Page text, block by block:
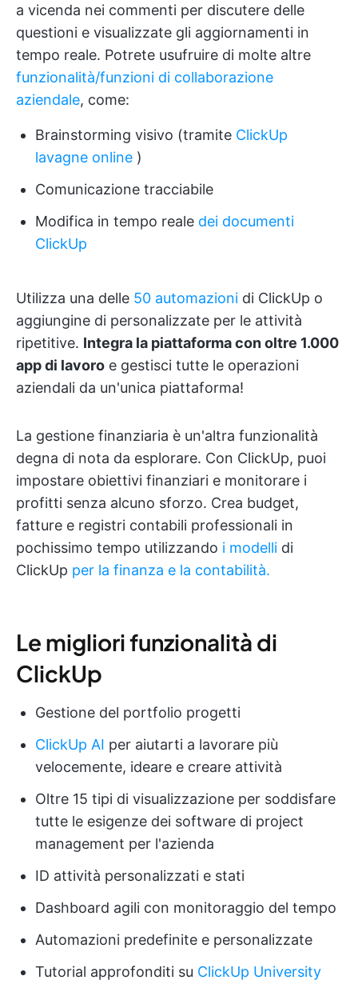
a vicenda nei commenti per discutere delle
questioni e visualizzate gli aggiornamenti in
tempo reale. Potrete usufruire di molte altre
funzionalità/funzioni di collaborazione
aziendale, come:
Brainstorming visivo (tramite ClickUp
lavagne online )
Comunicazione tracciabile
Modifica in tempo reale dei documenti
ClickUp
Utilizza una delle 50 automazioni di ClickUp o
aggiungine di personalizzate per le attività
ripetitive. Integra la piattaforma con oltre 1.000
app di lavoro e gestisci tutte le operazioni
aziendali da un'unica piattaforma!
La gestione finanziaria è un'altra funzionalità
degna di nota da esplorare. Con ClickUp, puoi
impostare obiettivi finanziari e monitorare i
profitti senza alcuno sforzo. Crea budget,
fatture e registri contabili professionali in
pochissimo tempo utilizzando i modelli di
ClickUp per la finanza e la contabilità.
Le migliori funzionalità di
ClickUp
Gestione del portfolio progetti
ClickUp AI per aiutarti a lavorare più
velocemente, ideare e creare attività
Oltre 15 tipi di visualizzazione per soddisfare
tutte le esigenze dei software di project
management per l'azienda
ID attività personalizzati e stati
Dashboard agili con monitoraggio del tempo
Automazioni predefinite e personalizzate
Tutorial approfonditi su ClickUp University